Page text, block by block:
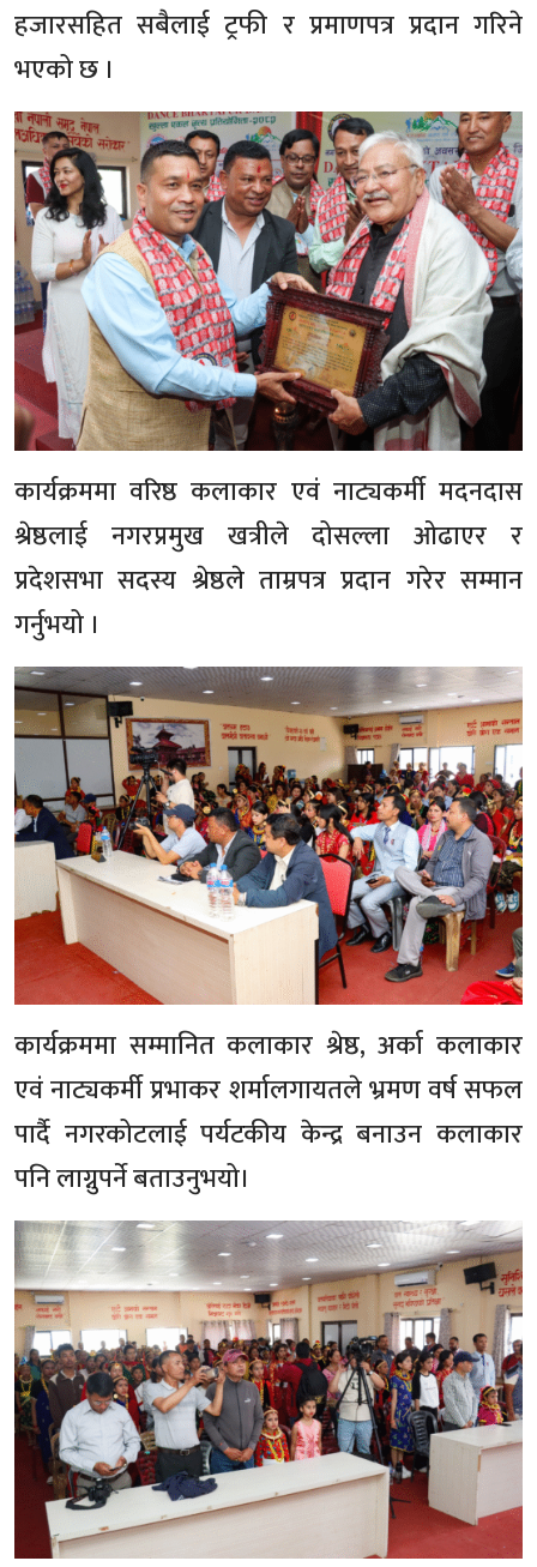
हजारसहित सबैलाई ट्रफी र प्रमाणपत्र प्रदान गरिने
भएको छ ।
कार्यक्रममा वरिष्ठ कलाकार एवं नाट्यकर्मी मदनदास
श्रेष्ठलाई नगरप्रमुख खत्रीले दोसल्ला ओढाएर र
प्रदेशसभा सदस्य श्रेष्ठले ताम्रपत्र प्रदान गरेर सम्मान
गर्नुभयो ।
कार्यक्रममा सम्मानित कलाकार श्रेष्ठ, अर्का कलाकार
एवं नाट्यकर्मी प्रभाकर शर्मालगायतले भ्रमण वर्ष सफल
पार्दै नगरकोटलाई पर्यटकीय केन्द्र बनाउन कलाकार
पनि लाग्नुपर्ने बताउनुभयो।